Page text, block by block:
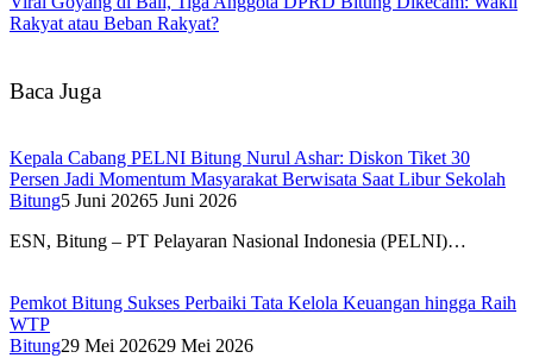
Rakyat atau Beban Rakyat?
Baca Juga
Kepala Cabang PELNI Bitung Nurul Ashar: Diskon Tiket 30
Persen Jadi Momentum Masyarakat Berwisata Saat Libur Sekolah
Bitung5 Juni 20265 Juni 2026
ESN, Bitung – PT Pelayaran Nasional Indonesia (PELNI)…
Pemkot Bitung Sukses Perbaiki Tata Kelola Keuangan hingga Raih
WTP
Bitung29 Mei 202629 Mei 2026